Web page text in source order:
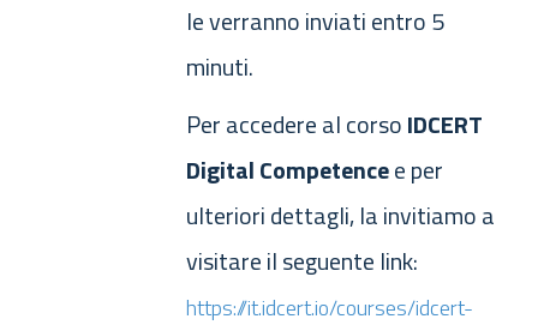
le verranno inviati entro 5
minuti.
Per accedere al corsoIDCERT
Digital Competencee per
ulteriori dettagli, la invitiamo a
visitare il seguente link:
https://it.idcert.io/courses/idcert-